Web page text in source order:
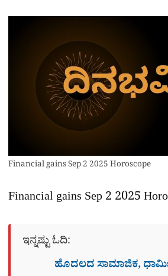
Financial gains Sep 2 2025 Horoscope
Financial gains Sep 2 2025
ಇನ್ನಷ್ಟು ಓದಿ:
ಹೊದಲದ ಸಾಮಾಜಿಕ,